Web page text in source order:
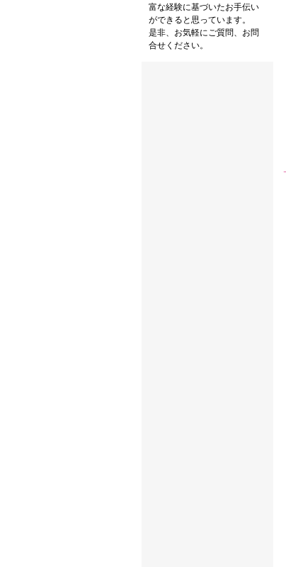
富な経験に基づいたお手伝い
ができると思っています。
是非、お気軽にご質問、お問
合せください。